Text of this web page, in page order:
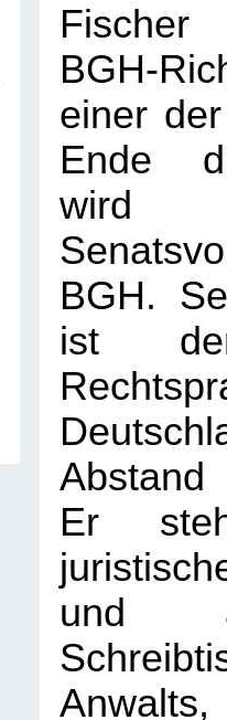
BGH-
einer
Ende
BGH.
ist
Abstand
Er
und